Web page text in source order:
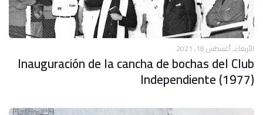
الأربعاء, أغسطس 18, 2021
Inauguración de la cancha de bochas del Club
Independiente (1977)